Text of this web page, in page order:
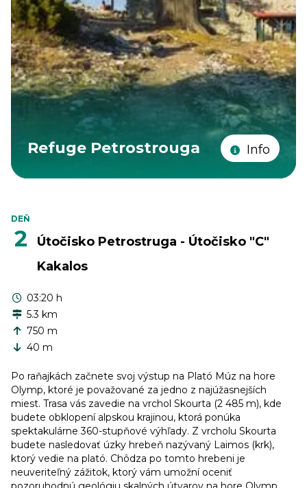
Refuge Petrostrouga Info
DEŇ
2
Útočisko Petrostruga - Útočisko "C"
Kakalos
03:20 h
5.3 km
750 m
40 m
Po raňajkách začnete svoj výstup na Plató Múz na hore
Olymp, ktoré je považované za jedno z najúžasnejších
miest. Trasa vás zavedie na vrchol Skourta (2 485 m), kde
budete obklopení alpskou krajinou, ktorá ponúka
spektakulárne 360-stupňové výhľady. Z vrcholu Skourta
budete nasledovať úzky hrebeň nazývaný Laimos (krk),
ktorý vedie na plató. Chôdza po tomto hrebeni je
neuveriteľný zážitok, ktorý vám umožní oceniť